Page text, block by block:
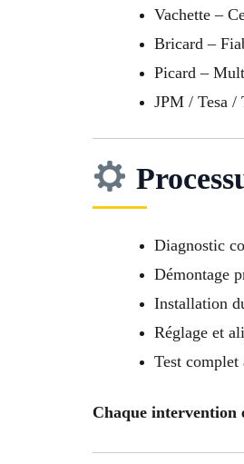
Vachette –
Bricard –
Picard –
JPM / Tesa /
Diagnostic
Démontage
Installation
Réglage et
Test
Chaque intervention